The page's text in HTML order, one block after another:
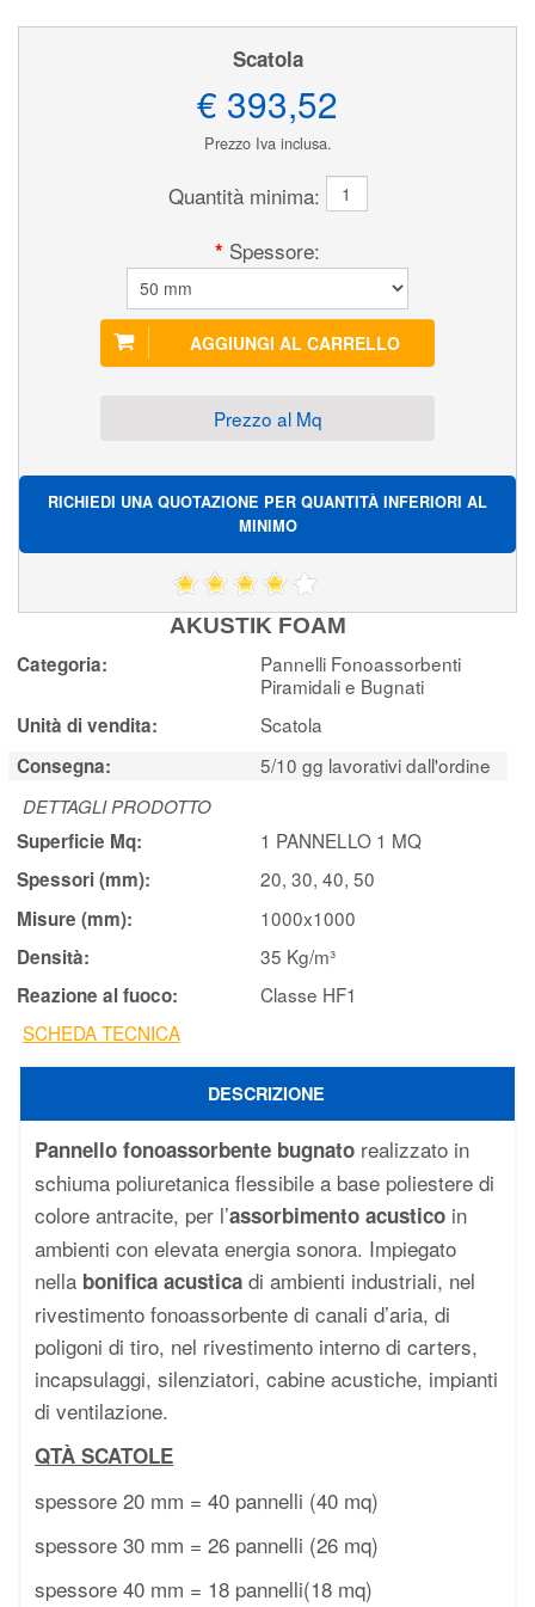
Scatola
€ 393,52
Prezzo Iva inclusa.
Quantità minima:
* Spessore:
Prezzo al Mq
RICHIEDI UNA QUOTAZIONE PER QUANTITÀ INFERIORI AL
MINIMO
AKUSTIK FOAM
Categoria:
Pannelli Fonoassorbenti
Piramidali e Bugnati
Unità di vendita:
Scatola
Consegna:
5/10 gg lavorativi dall'ordine
DETTAGLI PRODOTTO
Superficie Mq:
1 PANNELLO 1 MQ
Spessori (mm):
20, 30, 40, 50
Misure (mm):
1000x1000
Densità:
35 Kg/m³
Reazione al fuoco:
Classe HF1
SCHEDA TECNICA
DESCRIZIONE
Pannello fonoassorbente bugnato realizzato in
schiuma poliuretanica flessibile a base poliestere di
colore antracite, per l’assorbimento acustico in
ambienti con elevata energia sonora. Impiegato
nella bonifica acustica di ambienti industriali, nel
rivestimento fonoassorbente di canali d’aria, di
poligoni di tiro, nel rivestimento interno di carters,
incapsulaggi, silenziatori, cabine acustiche, impianti
di ventilazione.
QTÀ SCATOLE
spessore 20 mm = 40 pannelli (40 mq)
spessore 30 mm = 26 pannelli (26 mq)
spessore 40 mm = 18 pannelli(18 mq)